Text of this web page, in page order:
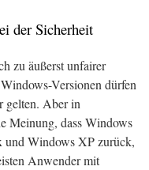
der Sicherheit
zu äußerst unfairer
Versionen dürfen
gelten. Aber in
Meinung, dass Windows
und Windows XP zurück,
Anwender mit